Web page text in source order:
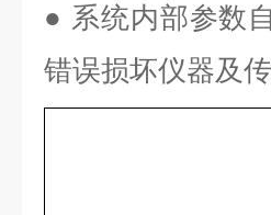
● 系统内部参数
错误损坏仪器及